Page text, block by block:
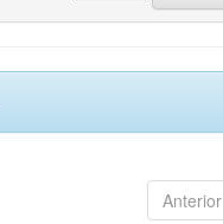
Anterior